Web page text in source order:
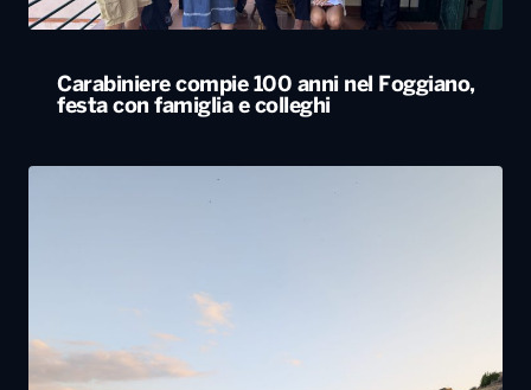
Carabiniere compie 100 anni nel Foggiano,
festa con famiglia e colleghi